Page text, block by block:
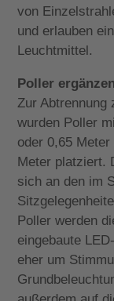
von
und erlauben
Leuchtmittel.
Poller
Zur Abtrennung
wurden Poller
oder 0,65
Meter platziert.
sich an den im
Poller werden
eingebaute
eher um